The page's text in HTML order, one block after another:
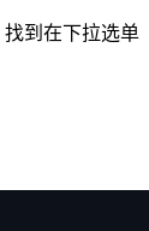
找到在下拉选单